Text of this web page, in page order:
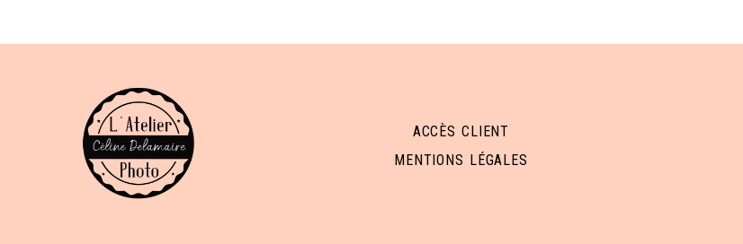
ACCÈS CLIENT
MENTIONS LÉGALES